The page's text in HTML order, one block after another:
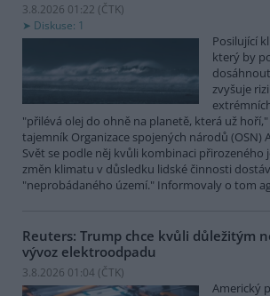
3.8.2026 01:22 (ČTK)
Diskuse: 1
Posilující
který by
zvyšuje
"přilévá olej do ohně na planetě, která už
tajemník Organizace spojených národů (OSN)
Svět se podle něj kvůli kombinaci přirozeného
změn klimatu v důsledku lidské činnosti
"neprobádaného území." Informovaly o tom
Reuters: Trump chce kvůli důležitým
vývoz elektroodpadu
3.8.2026 01:04 (ČTK)
Americký